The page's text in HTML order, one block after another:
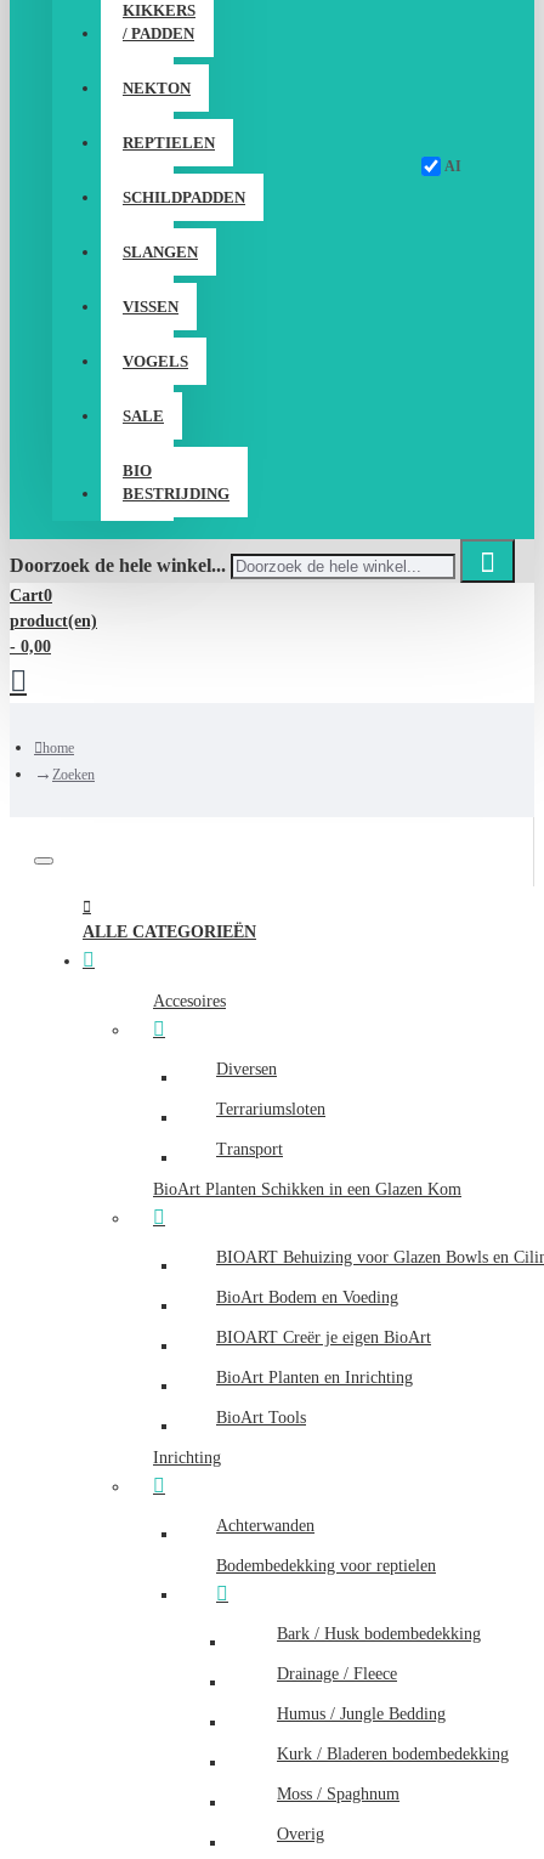
KIKKERS
/ PADDEN
NEKTON
REPTIELEN
SCHILDPADDEN
SLANGEN
VISSEN
VOGELS
SALE
BIO
BESTRIJDING
Doorzoek de hele winkel...
AI
Cart0
product(en)
- 0,00
home
Zoeken
ALLE CATEGORIEËN
Accesoires
Diversen
Terrariumsloten
Transport
BioArt Planten Schikken in een Glazen Kom
BIOART Behuizing voor Glazen Bowls en
BioArt Bodem en Voeding
BIOART Creër je eigen BioArt
BioArt Planten en Inrichting
BioArt Tools
Inrichting
Achterwanden
Bodembedekking voor reptielen
Bark / Husk bodembedekking
Drainage / Fleece
Humus / Jungle Bedding
Kurk / Bladeren bodembedekking
Moss / Spaghnum
Overig